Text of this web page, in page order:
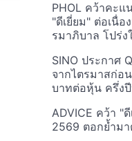
PHOL คว้าคะแ
"ดีเยี่ยม" ต่อเนื่
รมาภิบาล โปร่
SINO ประกาศ
จากไตรมาสก่อ
บาทต่อหุ้น ครึ่งปี
ADVICE คว้า "
2569 ตอกย้ำม